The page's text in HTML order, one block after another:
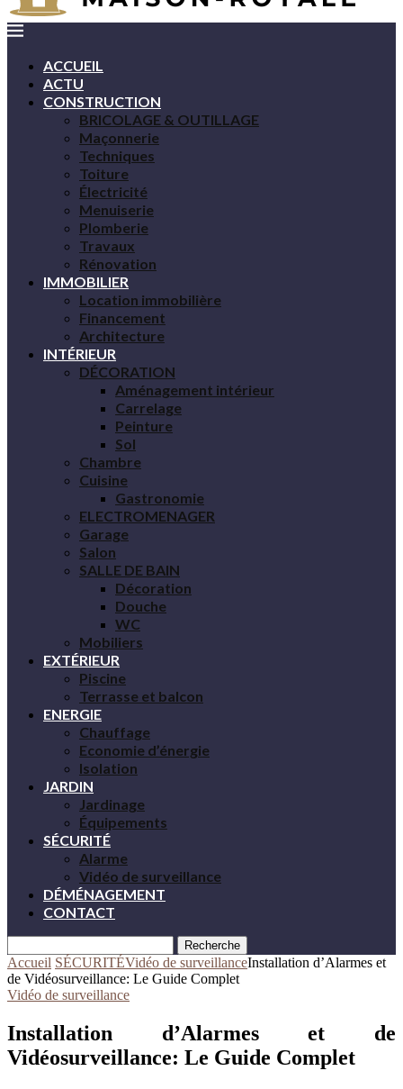
ACCUEIL
ACTU
CONSTRUCTION
BRICOLAGE & OUTILLAGE
Maçonnerie
Techniques
Toiture
Électricité
Menuiserie
Plomberie
Travaux
Rénovation
IMMOBILIER
Location immobilière
Financement
Architecture
INTÉRIEUR
DÉCORATION
Aménagement intérieur
Carrelage
Peinture
Sol
Chambre
Cuisine
Gastronomie
ELECTROMENAGER
Garage
Salon
SALLE DE BAIN
Décoration
Douche
WC
Mobiliers
EXTÉRIEUR
Piscine
Terrasse et balcon
ENERGIE
Chauffage
Economie d’énergie
Isolation
JARDIN
Jardinage
Équipements
SÉCURITÉ
Alarme
Vidéo de surveillance
DÉMÉNAGEMENT
CONTACT
Recherche
Accueil SÉCURITÉVidéo de surveillanceInstallation d’Alarmes et
de Vidéosurveillance: Le Guide Complet
Vidéo de surveillance
Installation d’Alarmes et de
Vidéosurveillance: Le Guide Complet